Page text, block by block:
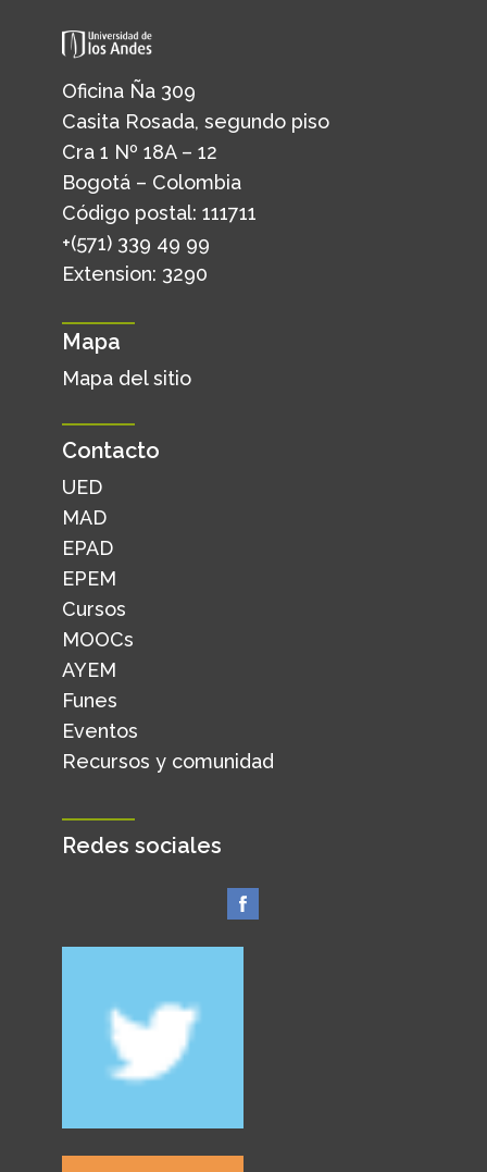
Oficina Ña 309
Casita Rosada, segundo piso
Cra 1 Nº 18A – 12
Bogotá – Colombia
Código postal: 111711
+(571) 339 49 99
Extension: 3290
Mapa
Mapa del sitio
Contacto
UED
MAD
EPAD
EPEM
Cursos
MOOCs
AYEM
Funes
Eventos
Recursos y comunidad
Redes sociales